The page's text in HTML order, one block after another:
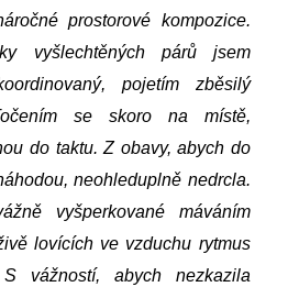
prostorové kompozice.
vyšlechtěných párů jsem
pojetím zběsilý
se skoro na místě,
do taktu. Z obavy, abych do
neohleduplně nedrcla.
vyšperkované máváním
lovících ve vzduchu rytmus
vážností, abych nezkazila